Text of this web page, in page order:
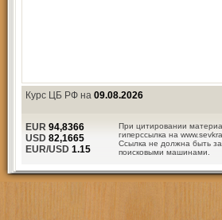
Курс ЦБ РФ на 09.08.2026
При цитировании
гиперссылка на
Ссылка не должна быть
поисковыми машинами.
EUR 94,8366
USD 82,1665
EUR/USD 1.15